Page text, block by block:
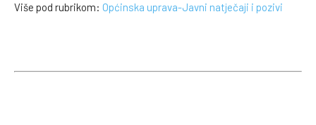
Više pod rubrikom: Općinska uprava-Javni natječaji i pozivi